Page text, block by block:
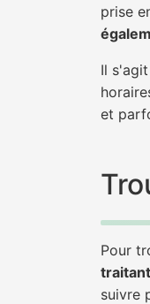
prise
Il
et
Pour
suivre